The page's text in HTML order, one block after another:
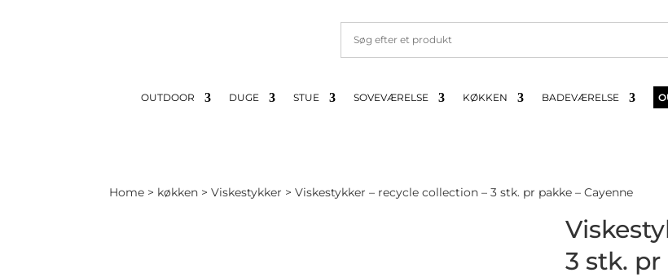
OUTDOOR DUGE STUE SOVEVÆRELSE KØKKEN BADEVÆRELSE
Home > køkken >Viskestykker > Viskestykker – recycle collection – 3 stk. pr pakke – Cayenne
3 stk. pr